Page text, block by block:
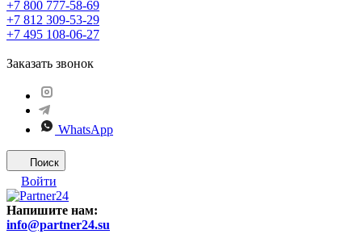
+7 800 777-58-69
+7 812 309-53-29
+7 495 108-06-27
Заказать звонок
WhatsApp
Поиск
Войти
Напишите нам:
info@partner24.su